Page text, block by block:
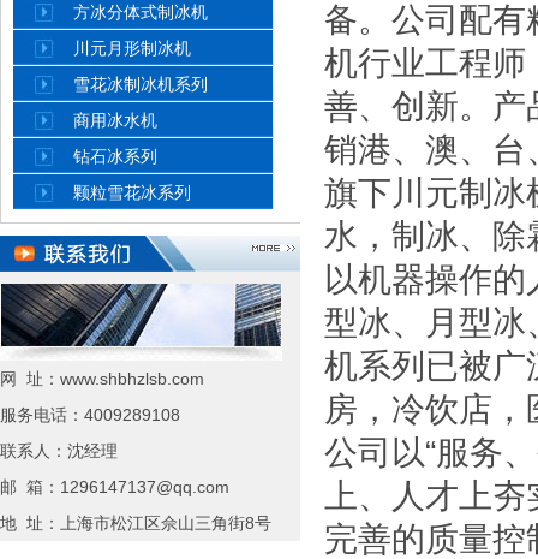
方冰分体式制冰机
川元月形制冰机
雪花冰制冰机系列
商用冰水机
钻石冰系列
颗粒雪花冰系列
网 址：www.shbhzlsb.com
服务电话：4009289108
联系人：沈经理
邮 箱：1296147137@qq.com
地 址：上海市松江区佘山三角街8号
备。公司配
机行业工程师
善、创新。产
销港、澳、台
旗下川元制冰
水，制冰、
以机器操作
型冰、月型冰
机系列已被广
房，冷饮店
公司以“服务
上、人才上
完善的质量